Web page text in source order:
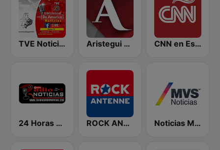
TVE Noticias Aristegui Noticias CNN en Español
24 Horas Radio Noticias ROCK ANTENNE Noticias MVS